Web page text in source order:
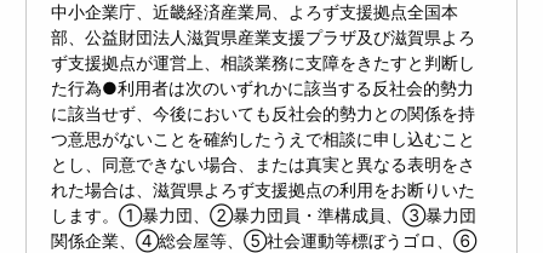
中小企業庁、近畿経済産業局、よろず支援拠点全国本
部、公益財団法人滋賀県産業支援プラザ及び滋賀県よろ
ず支援拠点が運営上、相談業務に支障をきたすと判断し
た行為●利用者は次のいずれかに該当する反社会的勢力
に該当せず、今後においても反社会的勢力との関係を持
つ意思がないことを確約したうえで相談に申し込むこと
とし、同意できない場合、または真実と異なる表明をさ
れた場合は、滋賀県よろず支援拠点の利用をお断りいた
します。①暴力団、②暴力団員・準構成員、③暴力団
関係企業、④総会屋等、⑤社会運動等標ぼうゴロ、⑥